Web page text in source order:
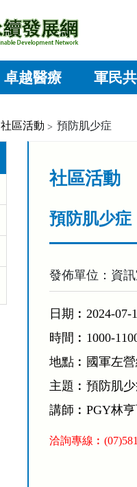
卓越醫療 軍民
社區活動
預防肌少症
社區活動
預防肌少症
發佈單位：資
日期︰2024-07-
時間︰1000-
地點︰國軍左
主題︰預防肌
講師︰PGY林
洽詢專線